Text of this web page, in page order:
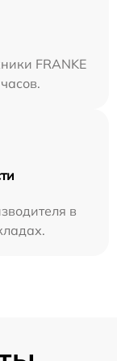
FRANKE
в